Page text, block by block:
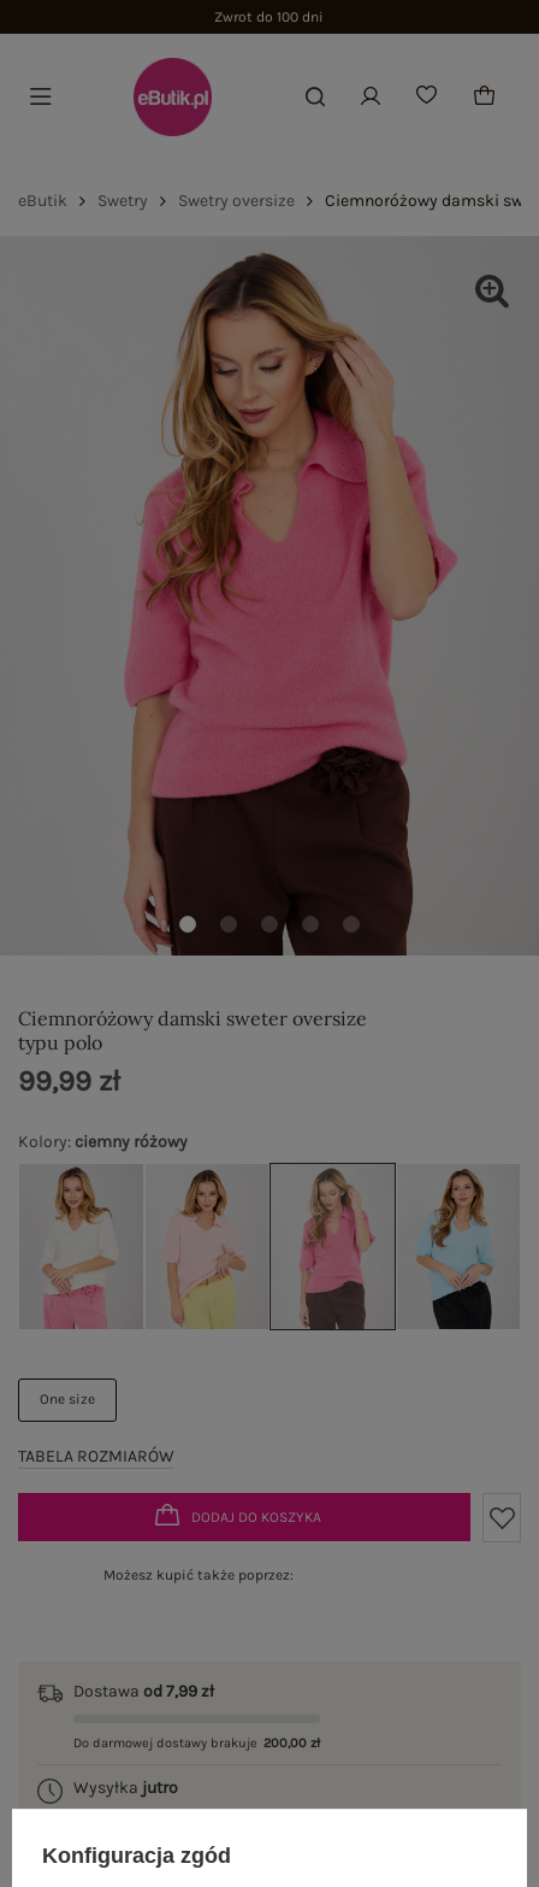
Zwrot do 100 dni
eButik Swetry Swetry oversize Ciemnoróżowy damski
Ciemnoróżowy damski sweter oversize
typu polo
Kolory: ciemny różowy
One size
TABELA ROZMIARÓW
99,99 zł
DODAJ DO KOSZYKA
Możesz kupić także poprzez:
Dostawa od 7,99 zł
Do darmowej dostawy brakuje 200,00 zł
Wysyłka jutro
Konfiguracja zgód